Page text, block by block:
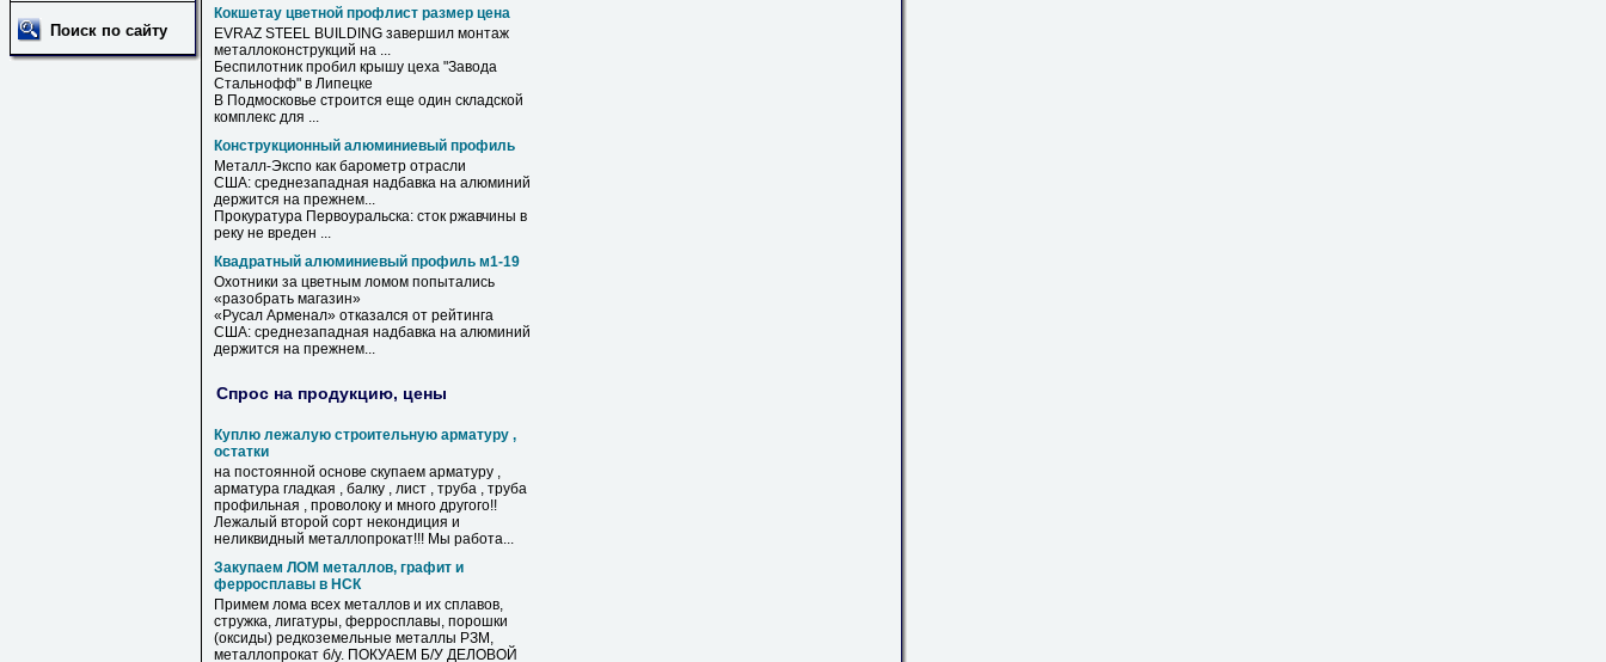
Поиск по сайту
Кокшетау цветной профлист размер цена
EVRAZ STEEL BUILDING завершил монтаж
металлоконструкций на ...
Беспилотник пробил крышу цеха "Завода
Стальнофф" в Липецке
В Подмосковье строится еще один складской
комплекс для ...
Конструкционный алюминиевый профиль
Металл-Экспо как барометр отрасли
США: среднезападная надбавка на алюминий
держится на прежнем...
Прокуратура Первоуральска: сток ржавчины в
реку не вреден ...
Квадратный алюминиевый профиль м1-19
Охотники за цветным ломом попытались
«разобрать магазин»
«Русал Арменал» отказался от рейтинга
США: среднезападная надбавка на алюминий
держится на прежнем...
Спрос на продукцию, цены
Куплю лежалую строительную арматуру ,
остатки
на постоянной основе скупаем арматуру ,
арматура гладкая , балку , лист , труба , труба
профильная , проволоку и много другого!!
Лежалый второй сорт некондиция и
неликвидный металлопрокат!!! Мы работа...
Закупаем ЛОМ металлов, графит и
ферросплавы в НСК
Примем лома всех металлов и их сплавов,
стружка, лигатуры, ферросплавы, порошки
(оксиды) редкоземельные металлы РЗМ,
металлопрокат б/у. ПОКУАЕМ Б/У ДЕЛОВОЙ